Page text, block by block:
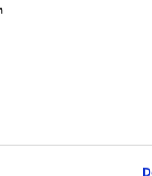
Medizin
Handchirurgie